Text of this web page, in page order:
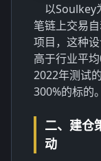
以Soulkey
笔链上交易
项目，这种
高于行业平
2022年测试
300%的标的。
二、建仓
动